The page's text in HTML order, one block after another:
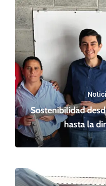
Sostenibilidad
hasta la